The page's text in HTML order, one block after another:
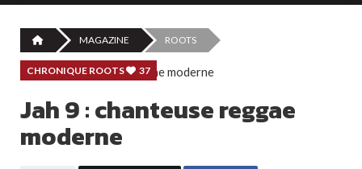
MAGAZINE ROOTS
CHRONIQUE ROOTS 37
Jah 9 : chanteuse reggae
moderne